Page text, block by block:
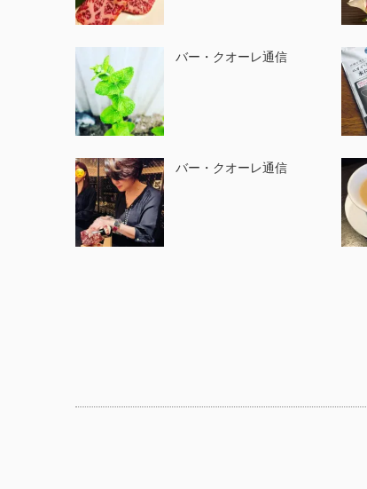
バー・クオーレ通信
バー・クオーレ通信